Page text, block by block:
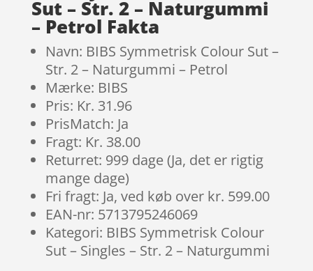
Sut – Str. 2 – Naturgummi
– Petrol Fakta
Navn: BIBS Symmetrisk Colour Sut –
Str. 2 – Naturgummi – Petrol
Mærke: BIBS
Pris: Kr. 31.96
PrisMatch: Ja
Fragt: Kr. 38.00
Returret: 999 dage (Ja, det er rigtig
mange dage)
Fri fragt: Ja, ved køb over kr. 599.00
EAN-nr: 5713795246069
Kategori: BIBS Symmetrisk Colour
Sut – Singles – Str. 2 – Naturgummi